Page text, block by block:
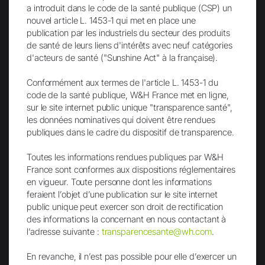
Le groupe W&H
People have Priority
W&H France
Durabilité
Historique/Le Musée Dentaire W&H
Certifications
Carrière
Au sujet de W&H
a introduit dans le code de la santé publique (CSP) un
nouvel article L. 1453-1 qui met en place une
publication par les industriels du secteur des produits
de santé de leurs liens d'intérêts avec neuf catégories
d'acteurs de santé ("Sunshine Act" à la française).
Conformément aux termes de l'article L. 1453-1 du
code de la santé publique, W&H France met en ligne,
sur le site internet public unique "transparence santé",
les données nominatives qui doivent être rendues
publiques dans le cadre du dispositif de transparence.
Toutes les informations rendues publiques par W&H
France sont conformes aux dispositions réglementaires
en vigueur. Toute personne dont les informations
feraient l’objet d’une publication sur le site internet
public unique peut exercer son droit de rectification
des informations la concernant en nous contactant à
l’adresse suivante : transparencesante@wh.com.
En revanche, il n’est pas possible pour elle d’exercer un